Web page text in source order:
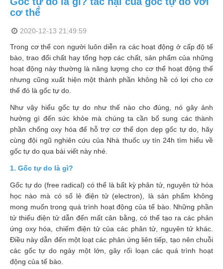
sinh
sản
Hỗ
trợ
sinh
sản
nữ
Làm
đẹp,
Chống
Oxy
hóa
Ăn
ngon,
ngủ
Chăm
sóc
sức
khỏe
cơ thể
2020-12-13 21:49:59
Trong cơ thể con người luôn diễn ra các hoạt động ở cấp độ tế
bào, trao đổi chất hay tổng hợp các chất, sản phẩm của những
hoạt động này thường là năng lượng cho cơ thể hoạt động thế
nhưng cũng xuất hiện một thành phần không hề có lợi cho cơ
thể đó là gốc tự do.
Như vậy hiểu gốc tự do như thế nào cho đúng, nó gây ảnh
hưởng gì đến sức khỏe mà chúng ta cần bổ sung các thành
phần chống oxy hóa để hỗ trợ cơ thể dọn dẹp gốc tự do, hãy
cùng đội ngũ nghiên cứu của Nhà thuốc uy tín 24h tìm hiểu về
gốc tự do qua bài viết này nhé.
1. Gốc tự do là gì?
Gốc tự do (free radical) có thể là bất kỳ phân tử, nguyên tử hóa
học nào mà có số lẻ điện tử (electron), là sản phẩm không
mong muốn trong quá trình hoạt động của tế bào. Những phần
tử thiếu điện tử dẫn đến mất cân bằng, có thể tạo ra các phản
ứng oxy hóa, chiếm điện tử của các phân tử, nguyên tử khác.
Điều này dẫn đến một loạt các phản ứng liên tiếp, tạo nên chuỗi
các gốc tự do ngày một lớn, gây rối loạn các quá trình hoạt
động của tế bào.